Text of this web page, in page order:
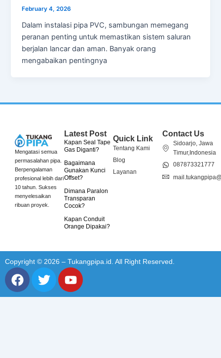
February 4, 2026
Dalam instalasi pipa PVC, sambungan memegang
peranan penting untuk memastikan sistem saluran
berjalan lancar dan aman. Banyak orang
mengabaikan pentingnya
Mengatasi semua
permasalahan pipa.
Berpengalaman
profesional lebih dari
10 tahun. Sukses
menyelesaikan
ribuan proyek.
Latest Post
Kapan Seal Tape
Gas Diganti?
Bagaimana
Gunakan Kunci
Offset?
Dimana Paralon
Transparan
Cocok?
Kapan Conduit
Orange Dipakai?
Quick Link
Tentang Kami
Blog
Layanan
Contact Us
Sidoarjo, Jawa
Timur,Indonesia
087873321777
Copyright © 2026 – Tukangpipa.id. All Right Reserved.
F
a
c
T
w
i
Y
o
u